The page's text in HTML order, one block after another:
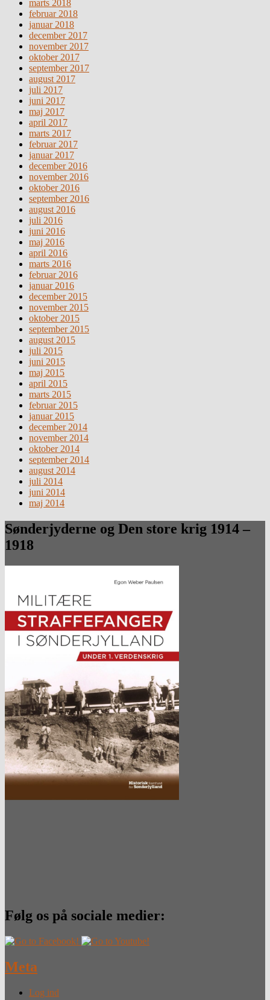
marts 2018
februar 2018
januar 2018
december 2017
november 2017
oktober 2017
september 2017
august 2017
juli 2017
juni 2017
maj 2017
april 2017
marts 2017
februar 2017
januar 2017
december 2016
november 2016
oktober 2016
september 2016
august 2016
juli 2016
juni 2016
maj 2016
april 2016
marts 2016
februar 2016
januar 2016
december 2015
november 2015
oktober 2015
september 2015
august 2015
juli 2015
juni 2015
maj 2015
april 2015
marts 2015
februar 2015
januar 2015
december 2014
november 2014
oktober 2014
september 2014
august 2014
juli 2014
juni 2014
maj 2014
Sønderjyderne og Den store krig 1914 –
1918
Følg os på sociale medier:
Meta
Log ind